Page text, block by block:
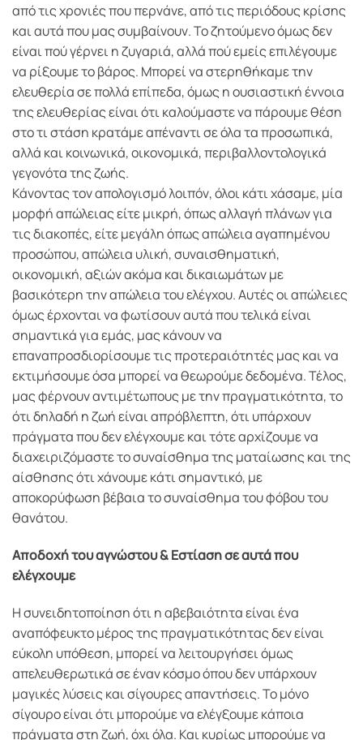
από τις χρονιές που περνάνε, από τις περιόδους κρίσης
και αυτά που μας συμβαίνουν. Το ζητούμενο όμως δεν
είναι πού γέρνει η ζυγαριά, αλλά πού εμείς επιλέγουμε
να ρίξουμε το βάρος. Μπορεί να στερηθήκαμε την
ελευθερία σε πολλά επίπεδα, όμως η ουσιαστική έννοια
της ελευθερίας είναι ότι καλούμαστε να πάρουμε θέση
στο τι στάση κρατάμε απέναντι σε όλα τα προσωπικά,
αλλά και κοινωνικά, οικονομικά, περιβαλλοντολογικά
γεγονότα της ζωής.
Κάνοντας τον απολογισμό λοιπόν, όλοι κάτι χάσαμε, μία
μορφή απώλειας είτε μικρή, όπως αλλαγή πλάνων για
τις διακοπές, είτε μεγάλη όπως απώλεια αγαπημένου
προσώπου, απώλεια υλική, συναισθηματική,
οικονομική, αξιών ακόμα και δικαιωμάτων με
βασικότερη την απώλεια του ελέγχου. Αυτές οι απώλειες
όμως έρχονται να φωτίσουν αυτά που τελικά είναι
σημαντικά για εμάς, μας κάνουν να
επαναπροσδιορίσουμε τις προτεραιότητές μας και να
εκτιμήσουμε όσα μπορεί να θεωρούμε δεδομένα. Τέλος,
μας φέρνουν αντιμέτωπους με την πραγματικότητα, το
ότι δηλαδή η ζωή είναι απρόβλεπτη, ότι υπάρχουν
πράγματα που δεν ελέγχουμε και τότε αρχίζουμε να
διαχειριζόμαστε το συναίσθημα της ματαίωσης και της
αίσθησης ότι χάνουμε κάτι σημαντικό, με
αποκορύφωση βέβαια το συναίσθημα του φόβου του
θανάτου.
Αποδοχή του αγνώστου & Εστίαση σε αυτά που
ελέγχουμε
Η συνειδητοποίηση ότι η αβεβαιότητα είναι ένα
αναπόφευκτο μέρος της πραγματικότητας δεν είναι
εύκολη υπόθεση, μπορεί να λειτουργήσει όμως
απελευθερωτικά σε έναν κόσμο όπου δεν υπάρχουν
μαγικές λύσεις και σίγουρες απαντήσεις. Το μόνο
σίγουρο είναι ότι μπορούμε να ελέγξουμε κάποια
πράγματα στη ζωή, όχι όλα. Και κυρίως μπορούμε να